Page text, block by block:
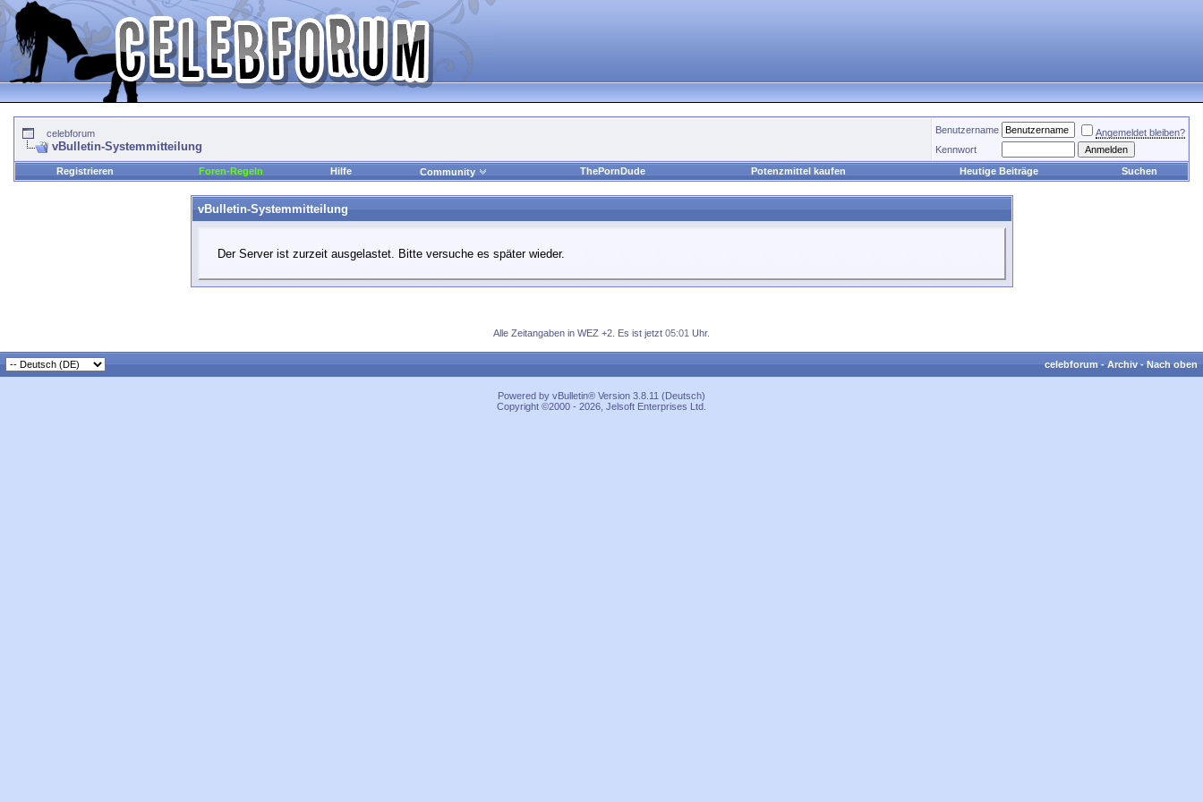
celebforum
vBulletin-Systemmitteilung
Benutzername
Angemeldet bleiben?
Kennwort
Registrieren
Foren-Regeln Hilfe Community ThePornDude Potenzmittel kaufen Heutige Beiträge Suchen
vBulletin-Systemmitteilung
Der Server ist zurzeit ausgelastet. Bitte versuche es später wieder.
Alle Zeitangaben in WEZ +2. Es ist jetzt 05:01 Uhr.
celebforum-Archiv-Nach oben
Powered by vBulletin® Version 3.8.11 (Deutsch)
Copyright ©2000 - 2026, Jelsoft Enterprises Ltd.